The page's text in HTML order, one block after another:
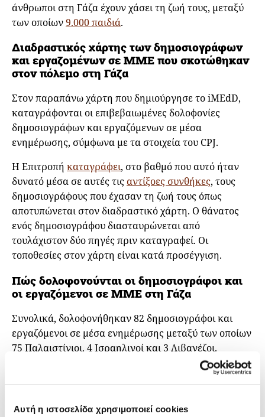
Αυτή η ιστοσελίδα χρησιμοποιεί cookies
άνθρωποι στη Γάζα έχουν χάσει τη ζωή τους, μεταξύ
των οποίων9.000 παιδιά.
Διαδραστικός χάρτης των δημοσιογράφων
και εργαζομένων σε ΜΜΕ που σκοτώθηκαν
στον πόλεμο στη Γάζα
Στον παραπάνω χάρτη που δημιούργησε το iMEdD,
καταγράφονται οι επιβεβαιωμένες δολοφονίες
δημοσιογράφων και εργαζόμενων σε μέσα
ενημέρωσης, σύμφωνα με τα στοιχεία του CPJ.
Η Επιτροπή καταγράφει, στο βαθμό που αυτό ήταν
δυνατό μέσα σε αυτές τιςαντίξοες συνθήκες, τους
δημοσιογράφους που έχασαν τη ζωή τους όπως
αποτυπώνεται στον διαδραστικό χάρτη. Ο θάνατος
ενός δημοσιογράφου διασταυρώνεται από
τουλάχιστον δύο πηγές πριν καταγραφεί. Οι
τοποθεσίες στον χάρτη είναι κατά προσέγγιση.
Πώς δολοφονούνται οι δημοσιογράφοι και
οι εργαζόμενοι σε ΜΜΕ στη Γάζα
Συνολικά, δολοφονήθηκαν 82 δημοσιογράφοι και
εργαζόμενοι σε μέσα ενημέρωσης μεταξύ των οποίων
75 Παλαιστίνιοι, 4 Ισραηλινοί και 3 Λιβανέζοι.
Επιχειρήσεις βομβαρδισμών, χερσαίες επιθέσεις,
προβλήματα στη λειτουργία των επικοινωνιών,
ηλεκτρικού ρεύματος είναι τα στοιχεία που